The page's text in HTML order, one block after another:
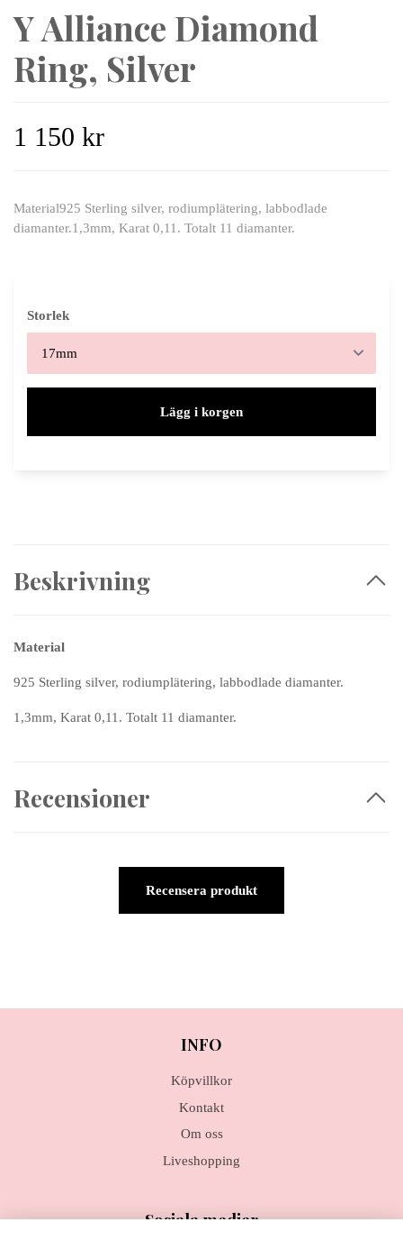
Y Alliance Diamond
Ring, Silver
1 150 kr
Material925 Sterling silver, rodiumplätering, labbodlade
diamanter.1,3mm, Karat 0,11. Totalt 11 diamanter.
Storlek
Lägg i korgen
Beskrivning
Material
925 Sterling silver, rodiumplätering, labbodlade diamanter.
1,3mm, Karat 0,11. Totalt 11 diamanter.
Recensioner
Recensera produkt
INFO
Köpvillkor
Kontakt
Om oss
Liveshopping
Sociala medier